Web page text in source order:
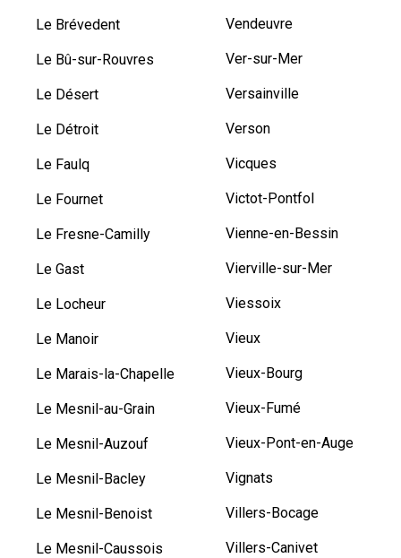
Le Brévedent
Le Bû-sur-Rouvres
Le Désert
Le Détroit
Le Faulq
Le Fournet
Le Fresne-Camilly
Le Gast
Le Locheur
Le Manoir
Le Marais-la-Chapelle
Le Mesnil-au-Grain
Le Mesnil-Auzouf
Le Mesnil-Bacley
Le Mesnil-Benoist
Le Mesnil-Caussois
Vendeuvre
Ver-sur-Mer
Versainville
Verson
Vicques
Victot-Pontfol
Vienne-en-Bessin
Vierville-sur-Mer
Viessoix
Vieux
Vieux-Bourg
Vieux-Fumé
Vieux-Pont-en-Auge
Vignats
Villers-Bocage
Villers-Canivet